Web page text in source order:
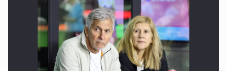
Especulación con el CUSMAX
22 de Abril de 2026
Palabras ante la impunidad
15 de Abril de 2026